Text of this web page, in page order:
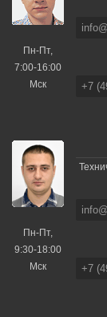
Пн-Пт,
7:00-16:00
Мск
+7
Пн-Пт,
9:30-18:00
Мск
+7